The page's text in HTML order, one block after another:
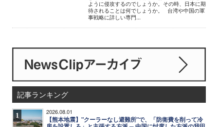
ように侵攻するのでしょうか。その時、日本に期
待されることは何でしょうか。 台湾や中国の軍
事戦略に詳しい専門...
記事ランキング
1 2026.08.01
【熊本地震】"クーラーなし避難所"で、「防衛費を削って冷